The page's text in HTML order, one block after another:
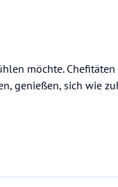
möchte.
genießen, sich wie